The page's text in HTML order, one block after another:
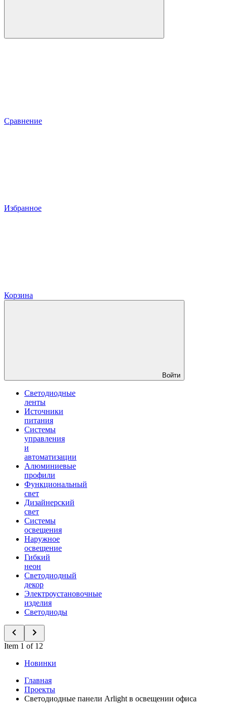
Сравнение
Избранное
Корзина
Войти
Светодиодные
ленты
Источники
питания
Системы
управления
и
автоматизации
Алюминиевые
профили
Функциональный
свет
Дизайнерский
свет
Системы
освещения
Наружное
освещение
Гибкий
неон
Светодиодный
декор
Электроустановочные
изделия
Светодиоды
Item 1 of 12
Новинки
Главная
Проекты
Светодиодные панели Arlight в освещении офиса